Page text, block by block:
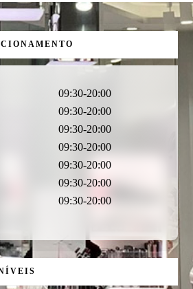
09:30-20:00
09:30-20:00
09:30-20:00
09:30-20:00
09:30-20:00
09:30-20:00
09:30-20:00